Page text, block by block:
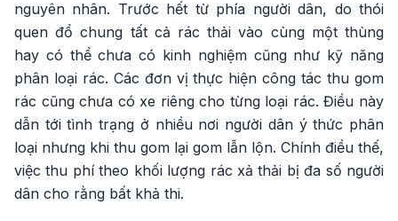
nguyên nhân. Trước hết từ phía người dân, do thói
quen đổ chung tất cả rác thải vào cùng một thùng
hay có thể chưa có kinh nghiệm cũng như kỹ năng
phân loại rác. Các đơn vị thực hiện công tác thu gom
rác cũng chưa có xe riêng cho từng loại rác. Điều này
dẫn tới tình trạng ở nhiều nơi người dân ý thức phân
loại nhưng khi thu gom lại gom lẫn lộn. Chính điều thế,
việc thu phí theo khối lượng rác xả thải bị đa số người
dân cho rằng bất khả thi.